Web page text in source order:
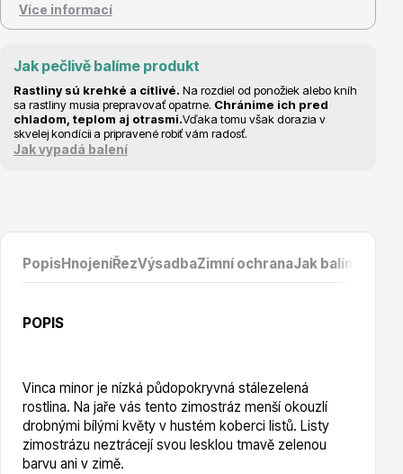
Nářadí, příslušenství
Postřiky, přípravky
Hortenzie
Více informací
Jak pečlivě balíme produkt
Rastliny sú krehké a citlivé. Na rozdiel od ponožiek alebo kníh
sa rastliny musia prepravovať opatrne. Chránime ich pred
chladom, teplom aj otrasmi.Vďaka tomu však dorazia v
skvelej kondícii a pripravené robiť vám radosť.
Jak vypadá balení
PopisHnojeníŘezVýsadbaZimní ochranaJak balíme
POPIS
Vinca minor je nízká půdopokryvná stálezelená
rostlina. Na jaře vás tento zimostráz menší okouzlí
drobnými bílými květy v hustém koberci listů. Listy
zimostrázu neztrácejí svou lesklou tmavě zelenou
barvu ani v zimě.